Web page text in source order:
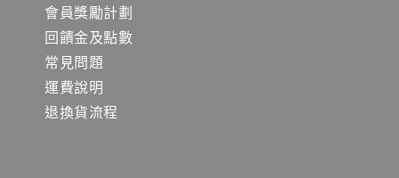
會員獎勵計劃
回饋金及點數
常見問題
運費說明
退換貨流程